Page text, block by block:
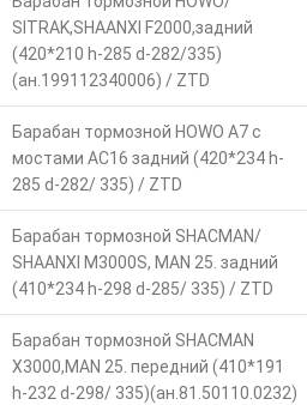
SITRAK,SHAANXI F2000,задний
(420*210 h-285 d-282/335)
(ан.199112340006) / ZTD
Барабан тормозной HOWO A7 с
мостами AC16 задний (420*234 h-
285 d-282/ 335) / ZTD
Барабан тормозной SHACMAN/
SHAANXI M3000S, MAN 25. задний
(410*234 h-298 d-285/ 335) / ZTD
Барабан тормозной SHACMAN
Х3000,MAN 25. передний (410*191
h-232 d-298/ 335)(ан.81.50110.0232)